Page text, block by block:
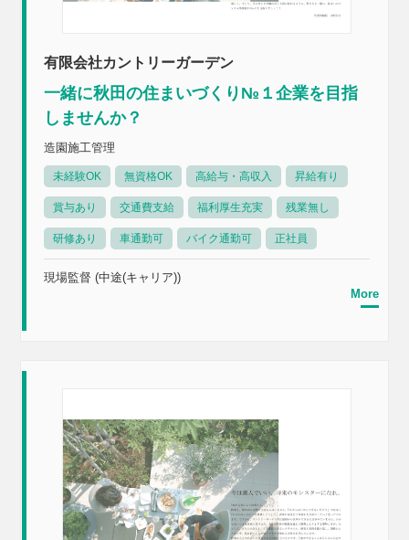
有限会社カントリーガーデン
一緒に秋田の住まいづくり№１企業を目指
しませんか？
造園施工管理
未経験OK 無資格OK 高給与・高収入 昇給有り
賞与あり 交通費支給 福利厚生充実 残業無し
研修あり 車通勤可 バイク通勤可 正社員
現場監督 (中途(キャリア))
More